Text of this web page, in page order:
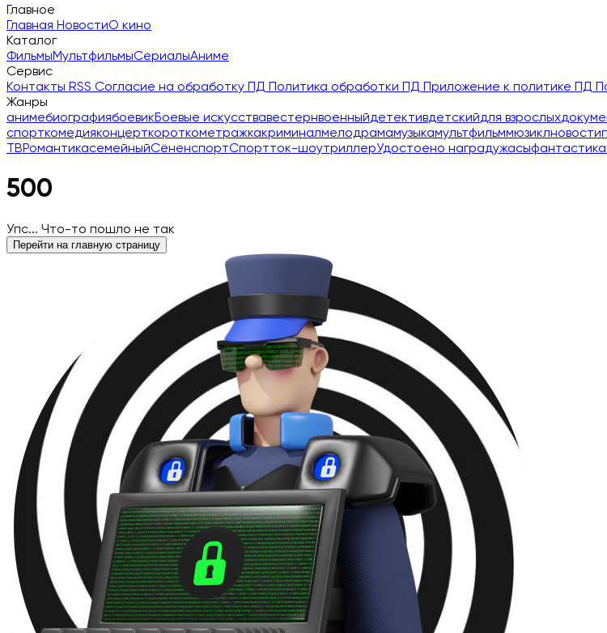
Главное
Главная НовостиО кино
Каталог
ФильмыМультфильмыСериалыАниме
Сервис
Контакты RSS Согласие на обработку ПД Политика обработки ПД Приложение к политике ПД
Жанры
анимебиографиябоевикБоевые искусствавестернвоенныйдетективдетскийдля взрослых
спорткомедияконцерткороткометражкакриминалмелодрамамузыкамультфильммюзиклновости
ТВРомантикасемейныйСёненспортСпортток-шоутриллерУдостоено наградужасыфантастика
500
Упс... Что-то пошло не так
Перейти на главную страницу